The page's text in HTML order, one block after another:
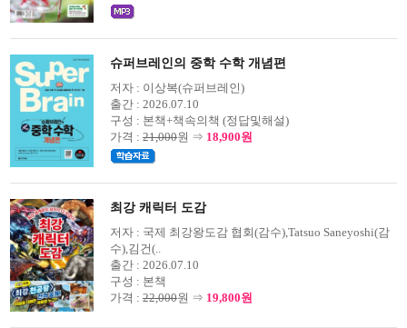
슈퍼브레인의 중학 수학 개념편
저자 : 이상복(슈퍼브레인)
출간 : 2026.07.10
구성 : 본책+책속의책 (정답및해설)
가격 : 21,000원 ⇒ 18,900원
최강 캐릭터 도감
저자 : 국제 최강왕도감 협회(감수),Tatsuo Saneyoshi(감
수),김건(..
출간 : 2026.07.10
구성 : 본책
가격 : 22,000원 ⇒ 19,800원